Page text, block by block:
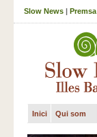
Slow News | Premsa
Inici Qui som